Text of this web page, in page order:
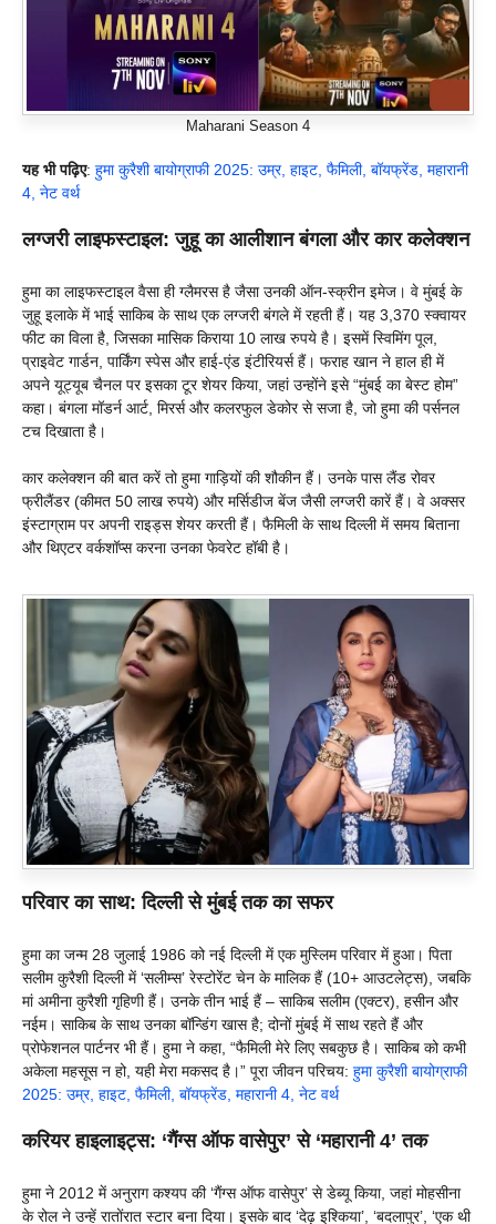
Maharani Season 4
यह भी पढ़िए: हुमा कुरैशी बायोग्राफी 2025: उम्र, हाइट, फैमिली, बॉयफ्रेंड, महारानी
4, नेट वर्थ
लग्जरी लाइफस्टाइल: जुहू का आलीशान बंगला और कार कलेक्शन
हुमा का लाइफस्टाइल वैसा ही ग्लैमरस है जैसा उनकी ऑन-स्क्रीन इमेज। वे मुंबई के
जुहू इलाके में भाई साकिब के साथ एक लग्जरी बंगले में रहती हैं। यह 3,370 स्क्वायर
फीट का विला है, जिसका मासिक किराया 10 लाख रुपये है। इसमें स्विमिंग पूल,
प्राइवेट गार्डन, पार्किंग स्पेस और हाई-एंड इंटीरियर्स हैं। फराह खान ने हाल ही में
अपने यूट्यूब चैनल पर इसका टूर शेयर किया, जहां उन्होंने इसे “मुंबई का बेस्ट होम”
कहा। बंगला मॉडर्न आर्ट, मिरर्स और कलरफुल डेकोर से सजा है, जो हुमा की पर्सनल
टच दिखाता है।
कार कलेक्शन की बात करें तो हुमा गाड़ियों की शौकीन हैं। उनके पास लैंड रोवर
फ्रीलैंडर (कीमत 50 लाख रुपये) और मर्सिडीज बेंज जैसी लग्जरी कारें हैं। वे अक्सर
इंस्टाग्राम पर अपनी राइड्स शेयर करती हैं। फैमिली के साथ दिल्ली में समय बिताना
और थिएटर वर्कशॉप्स करना उनका फेवरेट हॉबी है।
परिवार का साथ: दिल्ली से मुंबई तक का सफर
हुमा का जन्म 28 जुलाई 1986 को नई दिल्ली में एक मुस्लिम परिवार में हुआ। पिता
सलीम कुरैशी दिल्ली में ‘सलीम्स’ रेस्टोरेंट चेन के मालिक हैं (10+ आउटलेट्स), जबकि
मां अमीना कुरैशी गृहिणी हैं। उनके तीन भाई हैं – साकिब सलीम (एक्टर), हसीन और
नईम। साकिब के साथ उनका बॉन्डिंग खास है; दोनों मुंबई में साथ रहते हैं और
प्रोफेशनल पार्टनर भी हैं। हुमा ने कहा, “फैमिली मेरे लिए सबकुछ है। साकिब को कभी
अकेला महसूस न हो, यही मेरा मकसद है।” पूरा जीवन परिचय: हुमा कुरैशी बायोग्राफी
2025: उम्र, हाइट, फैमिली, बॉयफ्रेंड, महारानी 4, नेट वर्थ
करियर हाइलाइट्स: ‘गैंग्स ऑफ वासेपुर’ से ‘महारानी 4’ तक
हुमा ने 2012 में अनुराग कश्यप की ‘गैंग्स ऑफ वासेपुर’ से डेब्यू किया, जहां मोहसीना
के रोल ने उन्हें रातोंरात स्टार बना दिया। इसके बाद ‘देढ़ इश्किया’, ‘बदलापुर’, ‘एक थी